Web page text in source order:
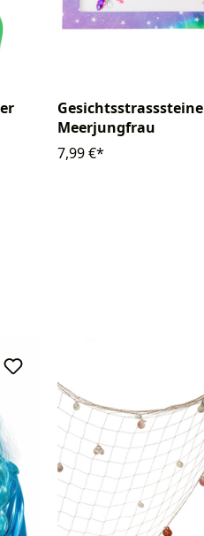
Gesichtsstrasssteine
Meerjungfrau
7,99 €*